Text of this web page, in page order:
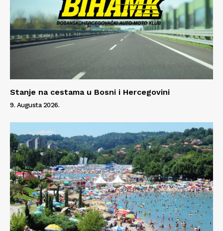
Stanje na cestama u Bosni i Hercegovini
9. Augusta 2026.